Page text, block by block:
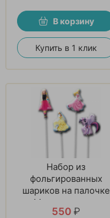
В корзину
Купить в 1 клик
Набор из
фольгированных
шариков на палочке
«Мечта девочек»
550 ₽